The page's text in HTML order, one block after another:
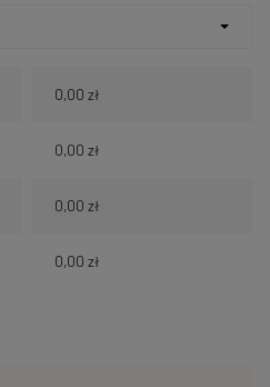
0,00 zł
0,00 zł
0,00 zł
0,00 zł